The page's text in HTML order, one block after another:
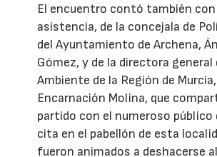
El encuentro contó también con
asistencia, de la concejala de
del Ayuntamiento de Archena,
Gómez, y de la directora general
Ambiente de la Región de
Encarnación Molina, que
partido con el numeroso público
cita en el pabellón de esta
fueron animados a deshacerse